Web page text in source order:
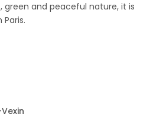
green and peaceful nature, it is